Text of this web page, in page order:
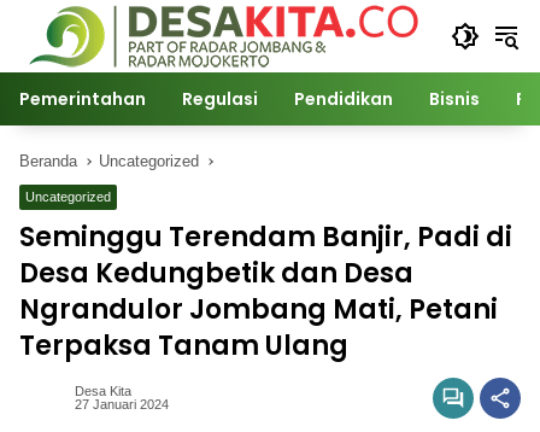
Langsung
konten
Pemerintahan Regulasi Pendidikan Bisnis
Beranda Uncategorized
Uncategorized
Seminggu Terendam Banjir, Padi di
Desa Kedungbetik dan Desa
Ngrandulor Jombang Mati, Petani
Terpaksa Tanam Ulang
Desa Kita
27 Januari 2024